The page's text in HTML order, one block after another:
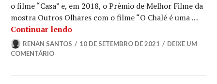
o filme “Casa” e, em 2018, o Prêmio de Melhor Filme da
mostra Outros Olhares com o filme “O Chalé é uma …
Continuar lendo10º OLHAR DE CINEMA ANUNCIA O
RENAN SANTOS 10 DE SETEMBRO DE 2021
DEIXE UM
COMENTÁRIO